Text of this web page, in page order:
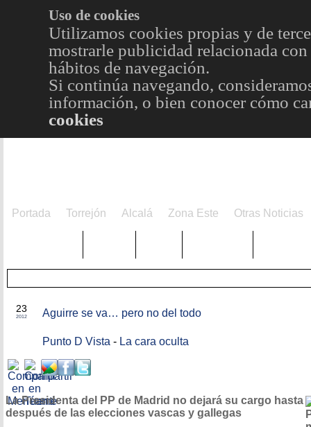
Uso de cookies
Utilizamos cookies propias y de
mostrarle publicidad relacionada
hábitos de navegación.
Si continúa navegando,
información, o bien conocer cómo
cookies
Portada Torrejón Alcalá Zona Este Otras Noticias
23
2012 Aguirre se va… pero no del todo
Punto D Vista - La cara oculta
La Presidenta del PP de Madrid no dejará su cargo hasta
después de las elecciones vascas y gallegas